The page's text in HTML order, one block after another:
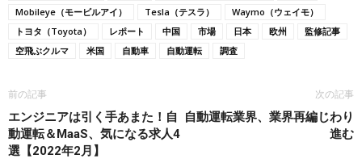
Mobileye（モービルアイ）
Tesla（テスラ）
Waymo（ウェイモ）
トヨタ（Toyota）
レポート 中国 市場 日本 欧州
監修記事
空飛ぶクルマ
米国 自動車 自動運転 調査
前の記事
エンジニアは引く手あまた！自
動運転＆MaaS、気になる求人4
選【2022年2月】
次の記事
自動運転業界、業界再編じわり
進む